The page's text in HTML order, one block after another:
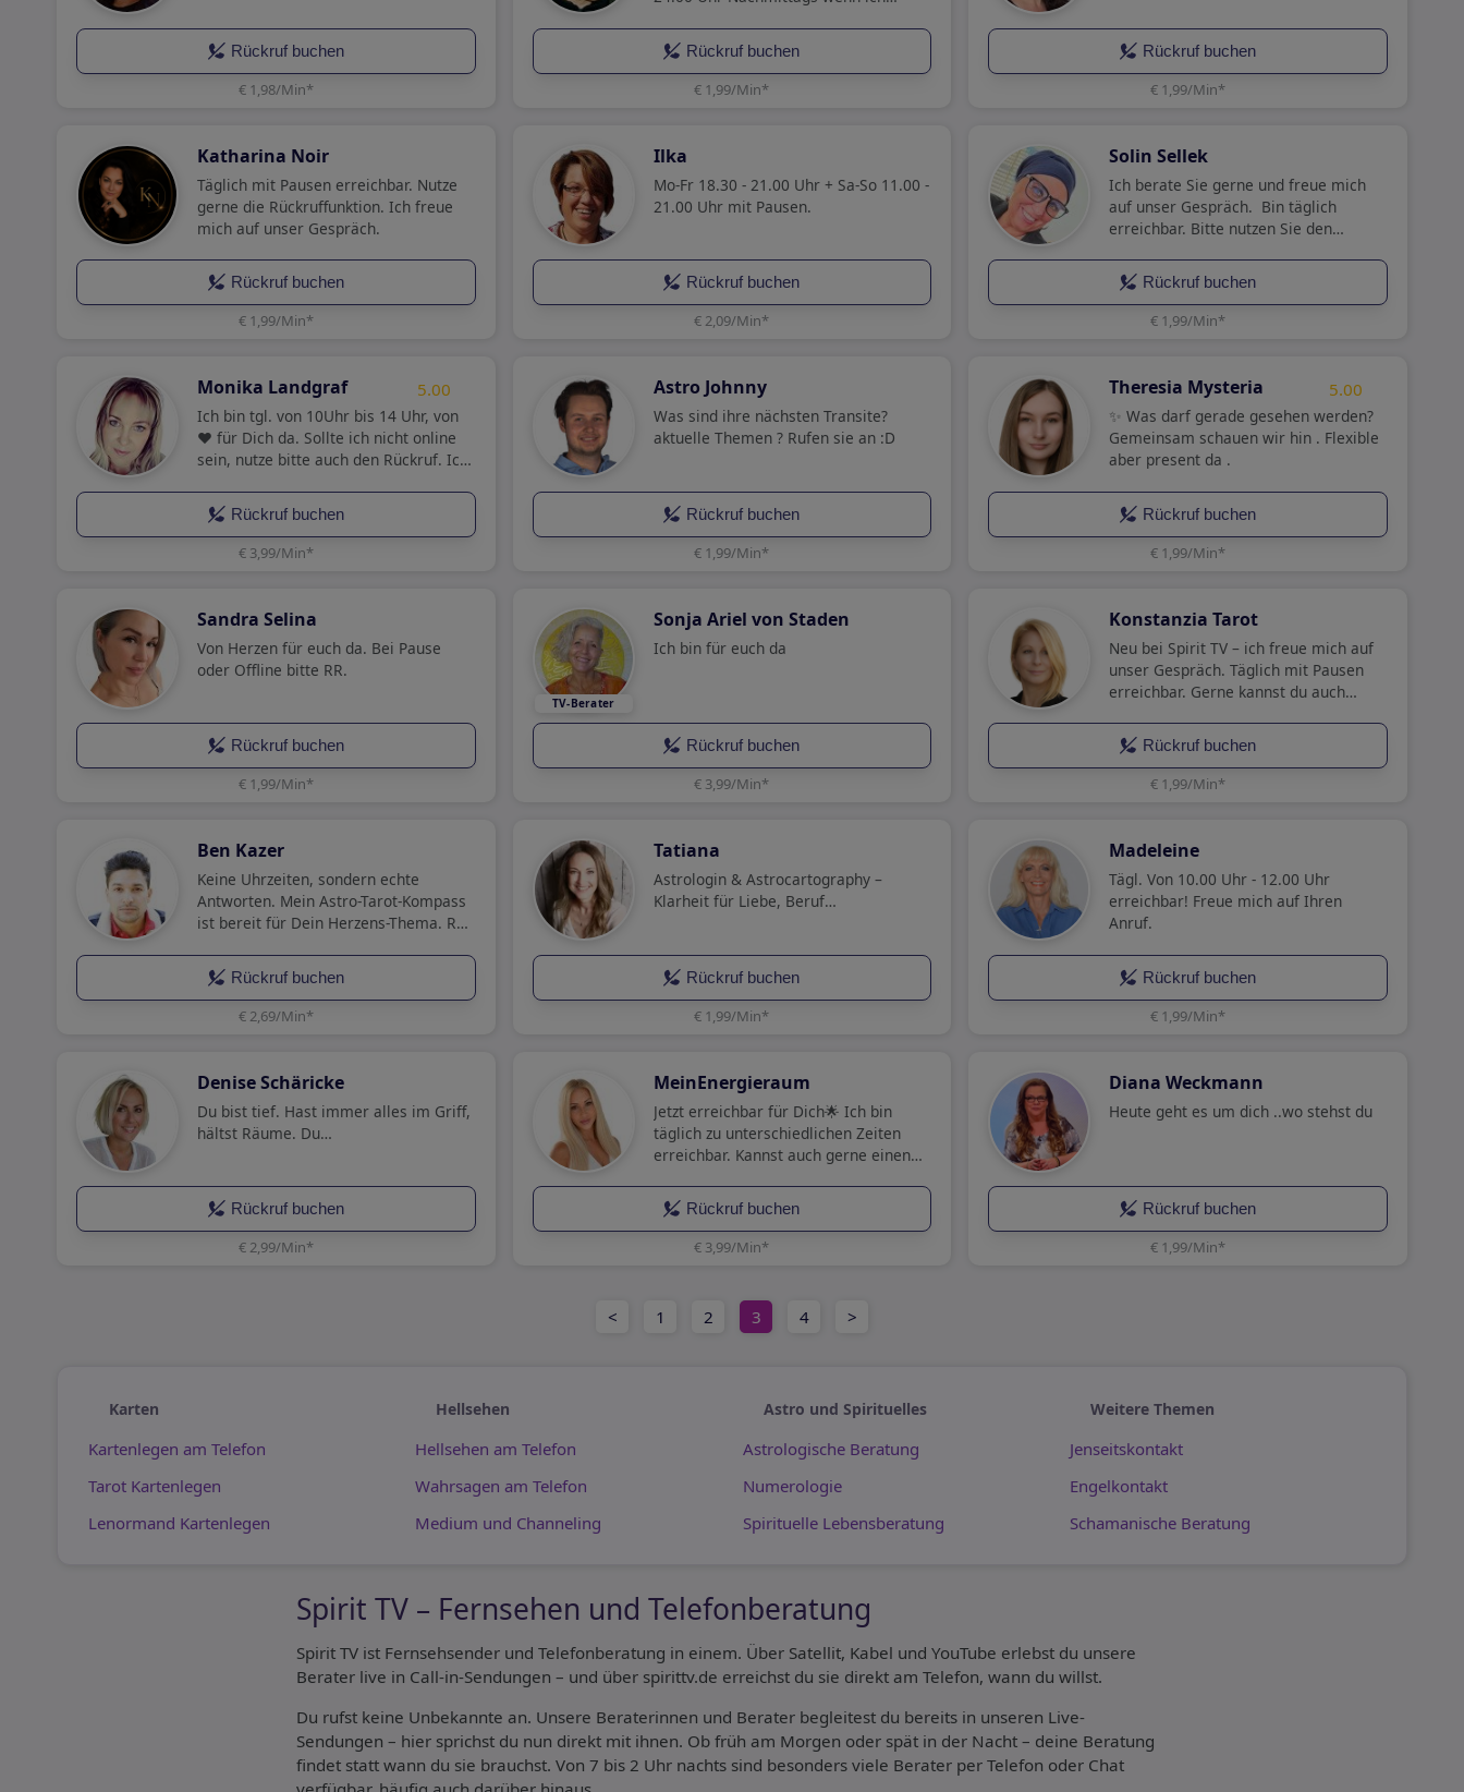
Rückruf buchen
€ 1,98/Min*
Rückruf buchen
€ 1,99/Min*
Rückruf buchen
€ 1,99/Min*
Katharina Noir
Täglich mit Pausen erreichbar. Nutze
gerne die Rückruffunktion. Ich freue
mich auf unser Gespräch.
Rückruf buchen
€ 1,99/Min*
Ilka
Mo-Fr 18.30 - 21.00 Uhr + Sa-So 11.00 -
21.00 Uhr mit Pausen.
Rückruf buchen
€ 2,09/Min*
Solin Sellek
Ich berate Sie gerne und freue mich
auf unser Gespräch. Bin täglich
erreichbar. Bitte nutzen Sie den
Rückruf buchen
€ 1,99/Min*
Monika Landgraf 5.00
Ich bin tgl. von 10Uhr bis 14 Uhr, von
❤️ für Dich da. Sollte ich nicht online
sein, nutze bitte auch den Rückruf. Ich
Rückruf buchen
€ 3,99/Min*
Astro Johnny
Was sind ihre nächsten Transite?
aktuelle Themen ? Rufen sie an :D
Rückruf buchen
€ 1,99/Min*
Theresia Mysteria 5.00
✨ Was darf gerade gesehen werden?
Gemeinsam schauen wir hin . Flexible
aber present da .
Rückruf buchen
€ 1,99/Min*
Sandra Selina
Von Herzen für euch da. Bei Pause
oder Offline bitte RR.
Rückruf buchen
€ 1,99/Min*
Sonja Ariel von Staden
Ich bin für euch da
Rückruf buchen
€ 3,99/Min*
Konstanzia Tarot
Neu bei Spirit TV – ich freue mich auf
unser Gespräch. Täglich mit Pausen
erreichbar. Gerne kannst du auch
Rückruf buchen
€ 1,99/Min*
Ben Kazer
Keine Uhrzeiten, sondern echte
Antworten. Mein Astro-Tarot-Kompass
ist bereit für Dein Herzens-Thema. Ruf
Rückruf buchen
€ 2,69/Min*
Tatiana
Astrologin & Astrocartography –
Klarheit für Liebe, Beruf…
Rückruf buchen
€ 1,99/Min*
Madeleine
Tägl. Von 10.00 Uhr - 12.00 Uhr
erreichbar! Freue mich auf Ihren
Anruf.
Rückruf buchen
€ 1,99/Min*
Denise Schäricke
Du bist tief. Hast immer alles im Griff,
hältst Räume. Du…
Rückruf buchen
€ 2,99/Min*
MeinEnergieraum
Jetzt erreichbar für Dich🌟 Ich bin
täglich zu unterschiedlichen Zeiten
erreichbar. Kannst auch gerne einen
schnell wie möglich bei dir.
Rückruf buchen
€ 3,99/Min*
Diana Weckmann
Heute geht es um dich ..wo stehst du
Rückruf buchen
€ 1,99/Min*
< 1 2 3 4 >
Karten
Kartenlegen am Telefon
Tarot Kartenlegen
Lenormand Kartenlegen
Hellsehen
Hellsehen am Telefon
Wahrsagen am Telefon
Medium und Channeling
Astro und Spirituelles
Astrologische Beratung
Numerologie
Spirituelle Lebensberatung
Weitere Themen
Jenseitskontakt
Engelkontakt
Schamanische Beratung
Spirit TV – Fernsehen und Telefonberatung
Spirit TV ist Fernsehsender und Telefonberatung in einem. Über Satellit, Kabel und YouTube erlebst du unsere
Berater live in Call-in-Sendungen – und über spirittv.de erreichst du sie direkt am Telefon, wann du willst.
Du rufst keine Unbekannte an. Unsere Beraterinnen und Berater begleitest du bereits in unseren Live-
Sendungen – hier sprichst du nun direkt mit ihnen. Ob früh am Morgen oder spät in der Nacht – deine Beratung
findet statt wann du sie brauchst. Von 7 bis 2 Uhr nachts sind besonders viele Berater per Telefon oder Chat